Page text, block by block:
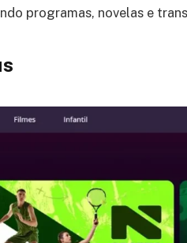
programas, novelas e